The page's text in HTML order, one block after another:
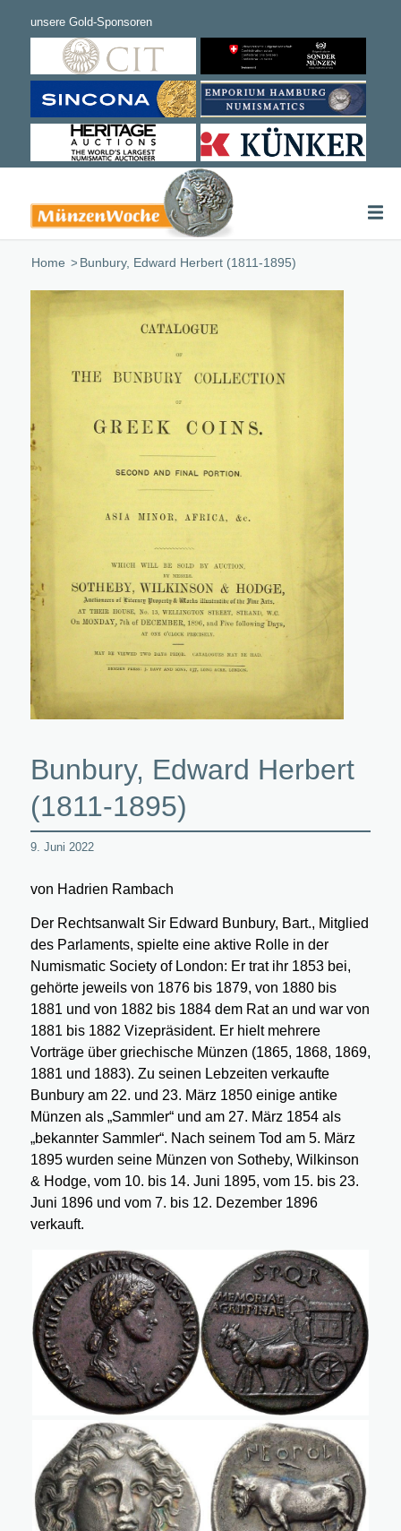
Home /Bunbury, Edward Herbert (1811-1895)
Bunbury, Edward Herbert
(1811-1895)
9. Juni 2022
von Hadrien Rambach
Der Rechtsanwalt Sir Edward Bunbury, Bart., Mitglied
des Parlaments, spielte eine aktive Rolle in der
Numismatic Society of London: Er trat ihr 1853 bei,
gehörte jeweils von 1876 bis 1879, von 1880 bis
1881 und von 1882 bis 1884 dem Rat an und war von
1881 bis 1882 Vizepräsident. Er hielt mehrere
Vorträge über griechische Münzen (1865, 1868, 1869,
1881 und 1883). Zu seinen Lebzeiten verkaufte
Bunbury am 22. und 23. März 1850 einige antike
Münzen als „Sammler“ und am 27. März 1854 als
„bekannter Sammler“. Nach seinem Tod am 5. März
1895 wurden seine Münzen von Sotheby, Wilkinson
& Hodge, vom 10. bis 14. Juni 1895, vom 15. bis 23.
Juni 1896 und vom 7. bis 12. Dezember 1896
verkauft.